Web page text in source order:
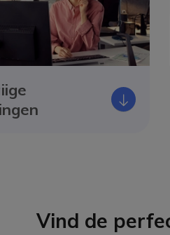
Icono
Vind de